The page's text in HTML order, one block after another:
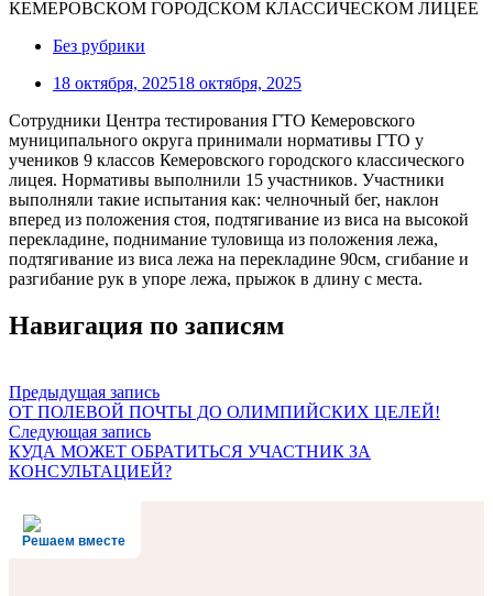
Без рубрики
18 октября, 202518 октября, 2025
Сотрудники Центра тестирования ГТО Кемеровского
муниципального округа принимали нормативы ГТО у
учеников 9 классов Кемеровского городского классического
лицея. Нормативы выполнили 15 участников. Участники
выполняли такие испытания как: челночный бег, наклон
вперед из положения стоя, подтягивание из виса на высокой
перекладине, поднимание туловища из положения лежа,
подтягивание из виса лежа на перекладине 90см, сгибание и
разгибание рук в упоре лежа, прыжок в длину с места.
Навигация по записям
Предыдущая запись
ОТ ПОЛЕВОЙ ПОЧТЫ ДО ОЛИМПИЙСКИХ ЦЕЛЕЙ!
Следующая запись
КУДА МОЖЕТ ОБРАТИТЬСЯ УЧАСТНИК ЗА
КОНСУЛЬТАЦИЕЙ?
Решаем вместе